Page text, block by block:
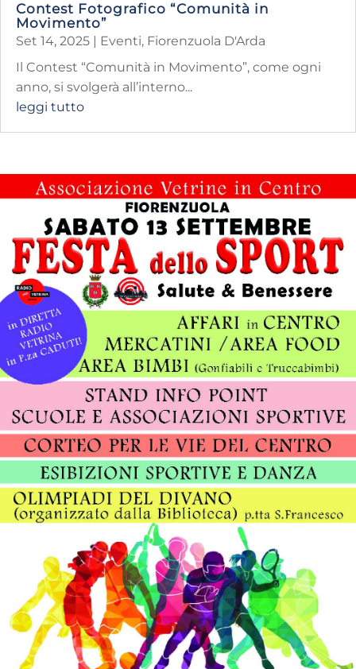
Contest Fotografico “Comunità in
Movimento”
Set 14, 2025 Eventi, Fiorenzuola D'Arda
Il Contest “Comunità in Movimento”, come ogni
anno, si svolgerà all’interno...
leggi tutto